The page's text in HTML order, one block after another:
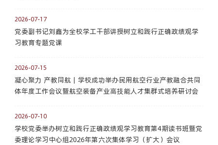
2026-07-17
党委副书记刘鑫为全校学工干部讲授树立和践行正确政绩观学
习教育专题党课
2026-07-15
凝心聚力 产教同航｜学校成功举办民用航空行业产教融合共同
体年度工作会议暨航空装备产业高技能人才集群式培养研讨会
2026-07-10
学校党委举办树立和践行正确政绩观学习教育第4期读书班暨党
委理论学习中心组2026年第六次集体学习（扩大）会议